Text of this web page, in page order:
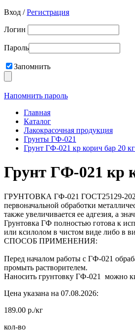
Вход /Регистрация
Логин
Пароль
Запомнить
Напомнить пароль
Главная
Каталог
Лакокрасочная продукция
Грунты ГФ-021
Грунт ГФ-021 кр корич бар 20
Грунт ГФ-021 кр
ГРУНТОВКА ГФ-021 ГОСТ25129-2020 –
первоначальной обработки
также увеличивается ее адгезия, а
Грунтовка ГФ полностью готова к
или ксилолом в чистом виде либо в
СПОСОБ ПРИМЕНЕНИЯ:
Перед началом работы с ГФ-021
промыть растворителем.
Наносить грунтовку ГФ-021 можно
Цена указана на 07.08.2026:
189.00 р./кг
кол-во